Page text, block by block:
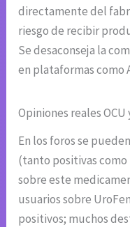
directamente del
riesgo de recibir
Se desaconseja la
en plataformas como
Opiniones reales
En los foros se
(tanto positivas
sobre este
usuarios sobre
positivos; muchos